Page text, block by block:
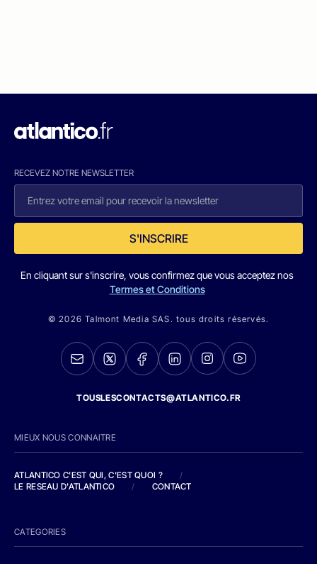
RECEVEZ NOTRE NEWSLETTER
S'INSCRIRE
En cliquant sur s'inscrire, vous confirmez que vous acceptez nos
Termes et Conditions
© 2026 Talmont Media SAS. tous droits réservés.
TOUSLESCONTACTS@ATLANTICO.FR
MIEUX NOUS CONNAITRE
ATLANTICO C'EST QUI, C'EST QUOI ?
/
LE RESEAU D'ATLANTICO
/ CONTACT
CATEGORIES